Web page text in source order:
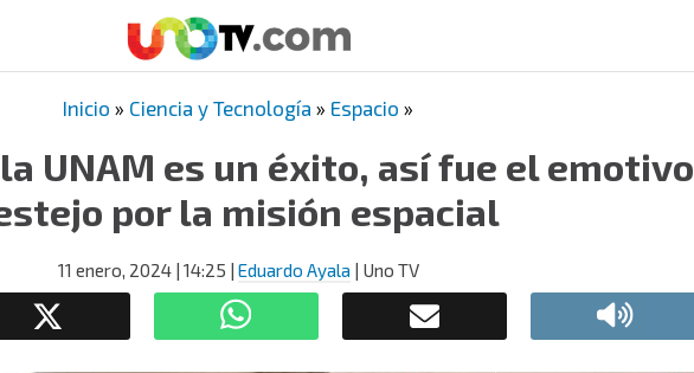
Inicio » Ciencia y Tecnología » Espacio »
UNAM es un éxito, así fue el emotivo
por la misión espacial
11 enero, 2024| 14:25 | Eduardo Ayala | Uno TV